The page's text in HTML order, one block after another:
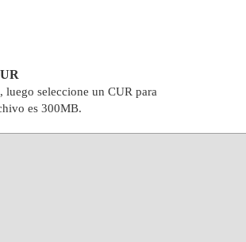
seleccione un CUR para
es 300MB.